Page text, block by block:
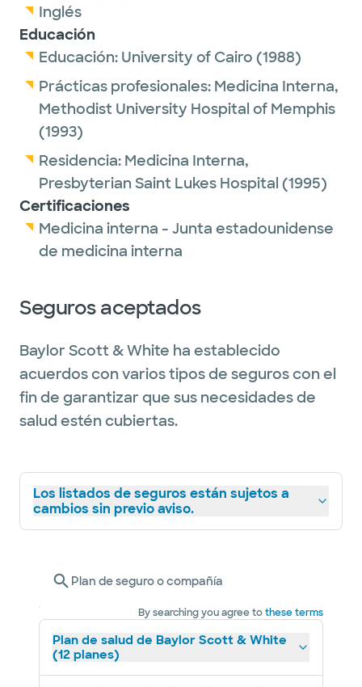
Inglés
Educación
Educación: University of Cairo (1988)
Prácticas profesionales: Medicina Interna,
Methodist University Hospital of Memphis
(1993)
Residencia: Medicina Interna,
Presbyterian Saint Lukes Hospital (1995)
Certificaciones
Medicina interna - Junta estadounidense
de medicina interna
Seguros aceptados
Baylor Scott & White ha establecido
acuerdos con varios tipos de seguros con el
fin de garantizar que sus necesidades de
salud estén cubiertas.
Los listados de seguros están sujetos a
cambios sin previo aviso.
Plan de seguro o compañía
By searching you agree tothese terms
Plan de salud de Baylor Scott & White
(12 planes)